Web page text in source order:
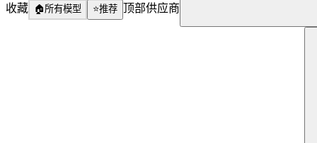
收藏 🏠所有模型 ⭐推荐 顶部供应商